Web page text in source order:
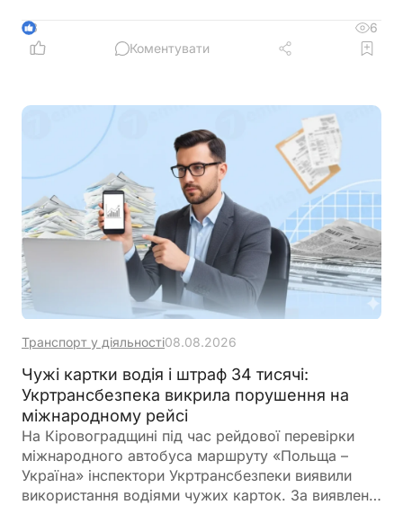
між державними органами, операторами
критичної інфраструктури та іншими суб’єктами
3
6
Коментувати
Транспорт у діяльності08.08.2026
Чужі картки водія і штраф 34 тисячі:
Укртрансбезпека викрила порушення на
міжнародному рейсі
На Кіровоградщині під час рейдової перевірки
міжнародного автобуса маршруту «Польща –
Україна» інспектори Укртрансбезпеки виявили
використання водіями чужих карток. За виявлене